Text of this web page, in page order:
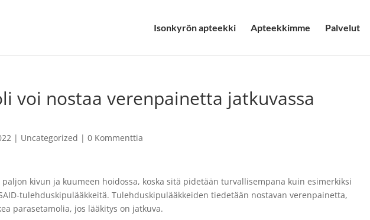
Isonkyrön apteekki Apteekkimme Palvelut
voi nostaa verenpainetta jatkuvassa
| Uncategorized |0 Kommenttia
paljon kivun ja kuumeen hoidossa, koska sitä pidetään turvallisempana kuin esimerkiksi
tulehduskipulääkkeitä. Tulehduskipulääkkeiden tiedetään nostavan verenpainetta,
parasetamolia, jos lääkitys on jatkuva.